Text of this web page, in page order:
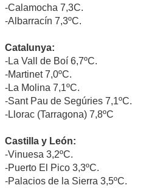
-Calamocha 7,3C.
-Albarracín 7,3ºC.
Catalunya:
-La Vall de Boí 6,7ºC.
-Martinet 7,0ºC.
-La Molina 7,1ºC.
-Sant Pau de Segúries 7,1ºC.
-Llorac (Tarragona) 7,8ºC
Castilla y León:
-Vinuesa 3,2ºC.
-Puerto El Pico 3,3ºC.
-Palacios de la Sierra 3,5ºC.